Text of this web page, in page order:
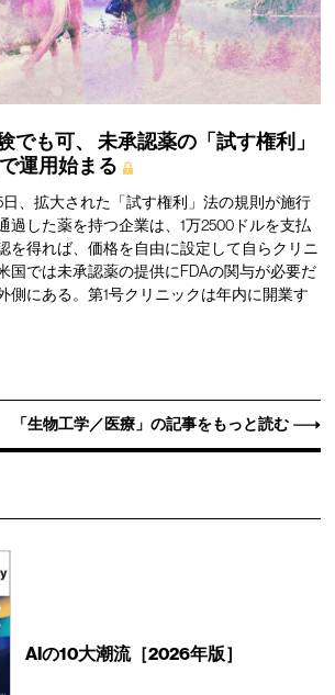
でも可、
未承認薬の「試す権利」
運用始まる
、拡大された「試す権利」法の規則が施行
過した薬を持つ企業は、1万2500ドルを支払
を得れば、価格を自由に設定して自らクリニ
国では未承認薬の提供にFDAの関与が必要だ
側にある。第1号クリニックは年内に開業す
「生物工学／医療」の記事をもっと読む
AIの10大潮流［2026年版］